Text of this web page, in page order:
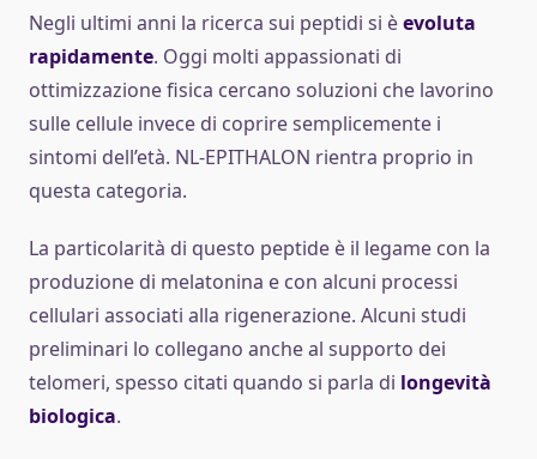
Negli ultimi anni la ricerca sui peptidi si èevoluta
rapidamente. Oggi molti appassionati di
ottimizzazione fisica cercano soluzioni che lavorino
sulle cellule invece di coprire semplicemente i
sintomi dell’età. NL-EPITHALON rientra proprio in
questa categoria.
La particolarità di questo peptide è il legame con la
produzione di melatonina e con alcuni processi
cellulari associati alla rigenerazione. Alcuni studi
preliminari lo collegano anche al supporto dei
telomeri, spesso citati quando si parla di longevità
biologica.